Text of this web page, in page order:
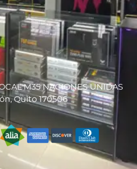
M35 NACIONES UNIDAS
Quito 170506